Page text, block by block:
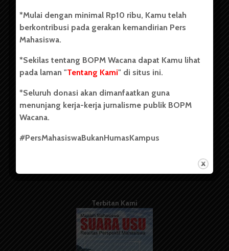
berdiri pada 1 Juli 1995.
Kontribusi
Info Iklan
Pedoman Media Siber
Kode Etik Jurnalistik
Terbitan Kami
*Mulai dengan minimal Rp10 ribu, Kamu telah
berkontribusi pada gerakan kemandirian Pers
Mahasiswa.
*Sekilas tentang BOPM Wacana dapat Kamu lihat
pada laman "Tentang Kami" di situs ini.
*Seluruh donasi akan dimanfaatkan guna
menunjang kerja-kerja jurnalisme publik BOPM
Wacana.
#PersMahasiswaBukanHumasKampus